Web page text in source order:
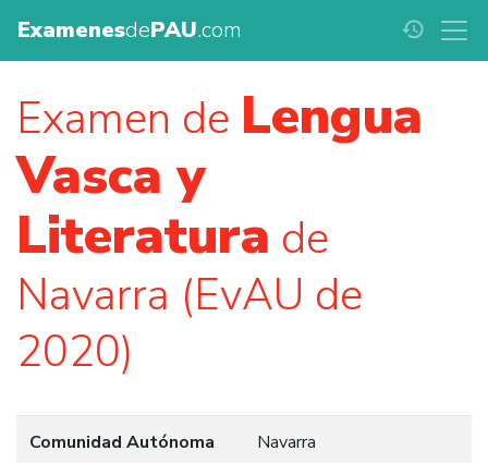
ExamenesdePAU.com history
Examen de Lengua
Vasca y
Literatura de
Navarra (EvAU de
2020)
Comunidad Autónoma Navarra